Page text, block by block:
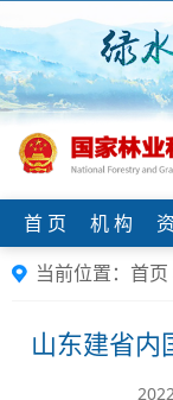
首 页 机 构
当前位置： 首页
山东建省内